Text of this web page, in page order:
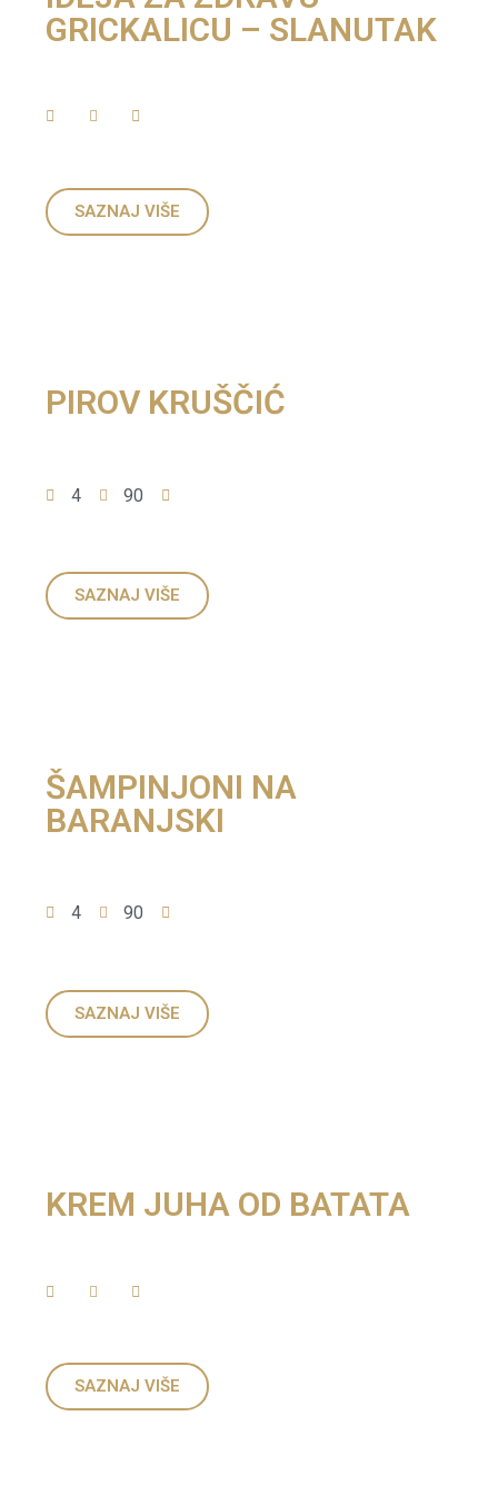
GRICKALICU – SLANUTAK
SAZNAJ VIŠE
PIROV KRUŠČIĆ
4 90
SAZNAJ VIŠE
ŠAMPINJONI NA
BARANJSKI
4 90
SAZNAJ VIŠE
KREM JUHA OD BATATA
SAZNAJ VIŠE